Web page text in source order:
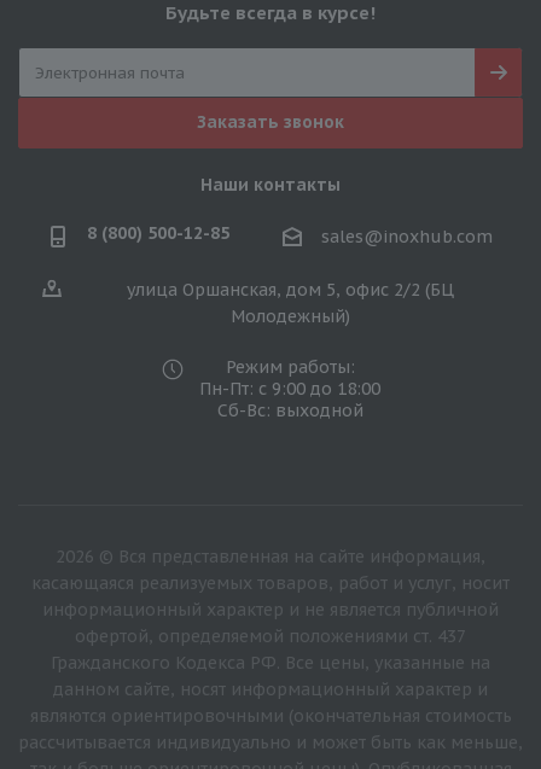
Будьте всегда в курсе!
Заказать звонок
Наши контакты
8 (800) 500-12-85 sales@inoxhub.com
улица Оршанская, дом 5, офис 2/2 (БЦ
Молодежный)
Режим работы:
Пн-Пт: с 9:00 до 18:00
Сб-Вс: выходной
2026 © Вся представленная на сайте информация,
касающаяся реализуемых товаров, работ и услуг, носит
информационный характер и не является публичной
офертой, определяемой положениями ст. 437
Гражданского Кодекса РФ. Все цены, указанные на
данном сайте, носят информационный характер и
являются ориентировочными (окончательная стоимость
рассчитывается индивидуально и может быть как меньше,